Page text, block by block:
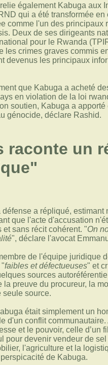
également Kabuga aux
qui a été transformée
comme l'un des principaux
Deux de ses dirigeants
pour le Rwanda
les crimes graves commis
devenus les principaux
que Kabuga a acheté
en violation de la loi
soutien, Kabuga a apporté
génocide, déclare Rashid.
raconte un
défense a répliqué,
que l'acte d'accusation
sans récit cohérent. "On
", déclare l'avocat
de l'équipe juridique
faibles et défectueuses" et
sources
la preuve du procureur, la
seule source.
était simplement un
d'un conflit
et le pouvoir, celle d’un
pour devenir vendeur de
l'agriculture et la
de Kabuga.